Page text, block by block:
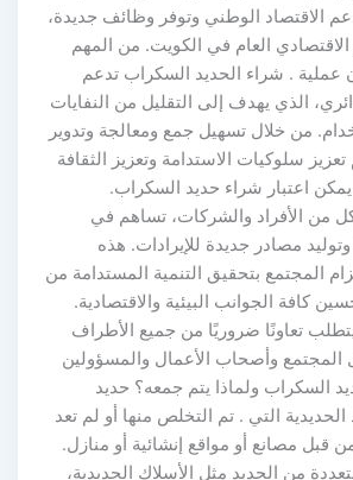
الاقتصاد الوطني وتوفر وظائف جديدة،
العام في الكويت. من المهم
عملية . شراء الحديد السكراب تدعم
الذي يهدف إلى التقليل من النفايات
من خلال تسهيل جمع ومعالجة وتدوير
سلوكيات الاستدامة وتعزيز الثقافة
يمكن اعتبار شراء حديد السكراب.
من الأفراد والشركات، تساهم في
مصادر جديدة للإيرادات. هذه
المجتمع بتحقيق التنمية المستدامة من
كافة الجوانب البيئية والاقتصادية.
تعاونًا ضروريًا من جميع الأطراف
المجتمع وأصحاب الأعمال والمسؤولين
السكراب ولماذا يتم جمعه؟ حديد
التي . تم التخلص منها أو لم تعد
قبل مصانع أو مواقع إنشائية أو منازل.
من الحديد مثل الأسلاك الحديدية،